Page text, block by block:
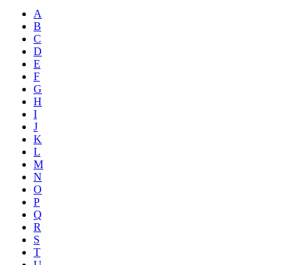
A
B
C
D
E
F
G
H
I
J
K
L
M
N
O
P
Q
R
S
T